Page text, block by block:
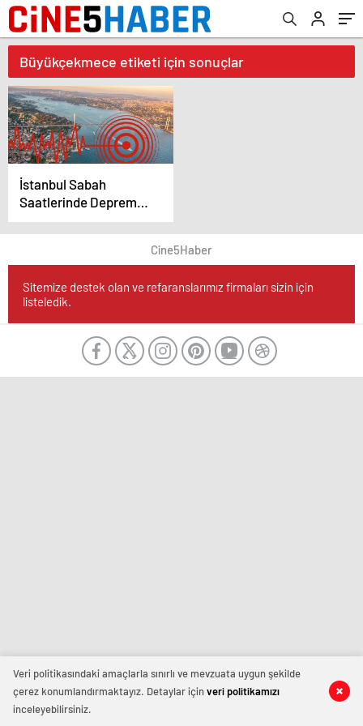
Büyükçekmece etiketi için sonuçlar
İstanbul Sabah
Saatlerinde Depremle
Sarsıldı
Cine5Haber
Sitemize destek olan ve refaranslarımız firmaları sizin için
listeledik.
Veri politikasındaki amaçlarla sınırlı ve mevzuata uygun şekilde
çerez konumlandırmaktayız. Detaylar içinveri politikamızı
inceleyebilirsiniz.